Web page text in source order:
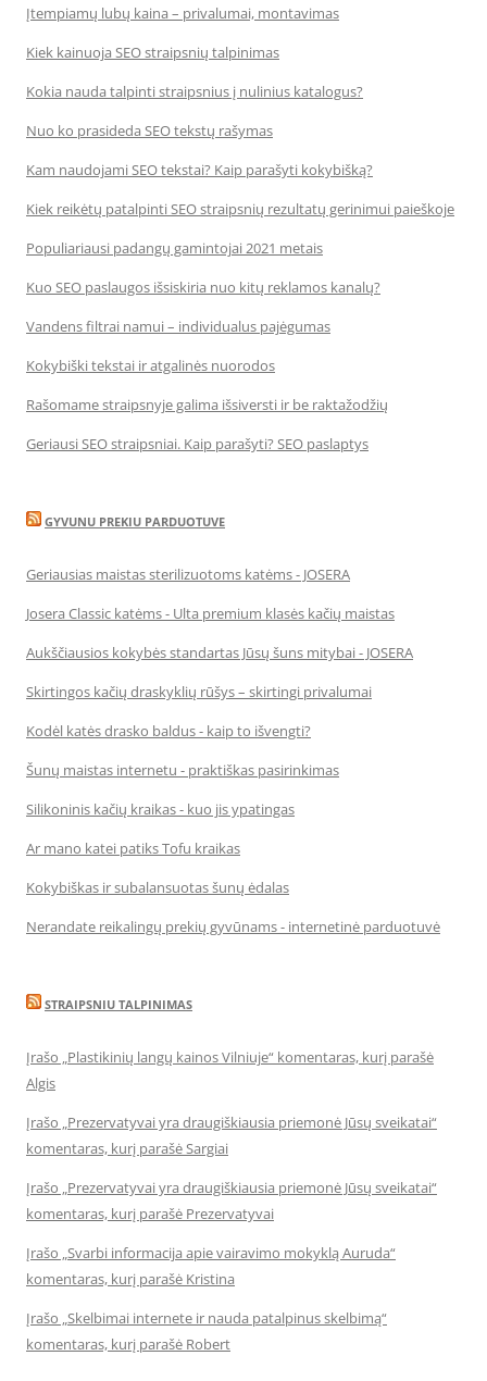
Įtempiamų lubų kaina – privalumai, montavimas
Kiek kainuoja SEO straipsnių talpinimas
Kokia nauda talpinti straipsnius į nulinius katalogus?
Nuo ko prasideda SEO tekstų rašymas
Kam naudojami SEO tekstai? Kaip parašyti kokybišką?
Kiek reikėtų patalpinti SEO straipsnių rezultatų gerinimui paieškoje
Populiariausi padangų gamintojai 2021 metais
Kuo SEO paslaugos išsiskiria nuo kitų reklamos kanalų?
Vandens filtrai namui – individualus pajėgumas
Kokybiški tekstai ir atgalinės nuorodos
Rašomame straipsnyje galima išsiversti ir be raktažodžių
Geriausi SEO straipsniai. Kaip parašyti? SEO paslaptys
GYVUNU PREKIU PARDUOTUVE
Geriausias maistas sterilizuotoms katėms - JOSERA
Josera Classic katėms - Ulta premium klasės kačių maistas
Aukščiausios kokybės standartas Jūsų šuns mitybai - JOSERA
Skirtingos kačių draskyklių rūšys – skirtingi privalumai
Kodėl katės drasko baldus - kaip to išvengti?
Šunų maistas internetu - praktiškas pasirinkimas
Silikoninis kačių kraikas - kuo jis ypatingas
Ar mano katei patiks Tofu kraikas
Kokybiškas ir subalansuotas šunų ėdalas
Nerandate reikalingų prekių gyvūnams - internetinė parduotuvė
STRAIPSNIU TALPINIMAS
Įrašo „Plastikinių langų kainos Vilniuje“ komentaras, kurį parašė
Algis
Įrašo „Prezervatyvai yra draugiškiausia priemonė Jūsų sveikatai“
komentaras, kurį parašė Sargiai
Įrašo „Prezervatyvai yra draugiškiausia priemonė Jūsų sveikatai“
komentaras, kurį parašė Prezervatyvai
Įrašo „Svarbi informacija apie vairavimo mokyklą Auruda“
komentaras, kurį parašė Kristina
Įrašo „Skelbimai internete ir nauda patalpinus skelbimą“
komentaras, kurį parašė Robert